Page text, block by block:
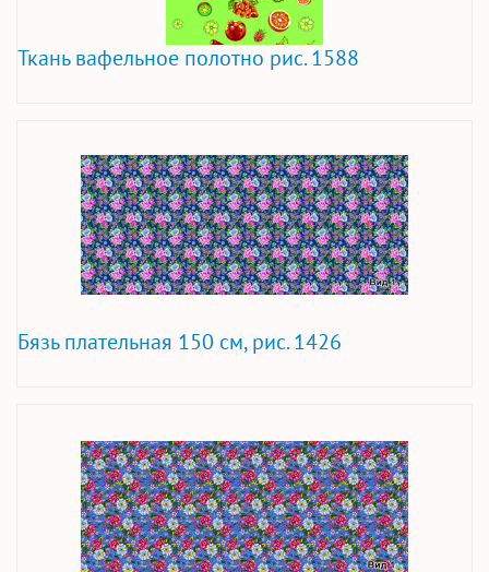
Ткань вафельное полотно рис. 1588
Бязь плательная 150 см, рис. 1426